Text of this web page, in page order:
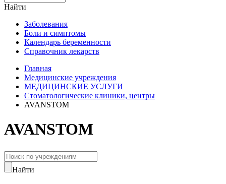
Найти
Заболевания
Боли и симптомы
Календарь беременности
Справочник лекарств
Главная
Медицинские учреждения
МЕДИЦИНСКИЕ УСЛУГИ
Стоматологические клиники, центры
AVANSTOM
AVANSTOM
Найти